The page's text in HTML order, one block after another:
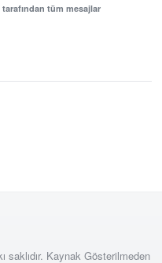
tüm mesajlar
Kaynak Gösterilmeden